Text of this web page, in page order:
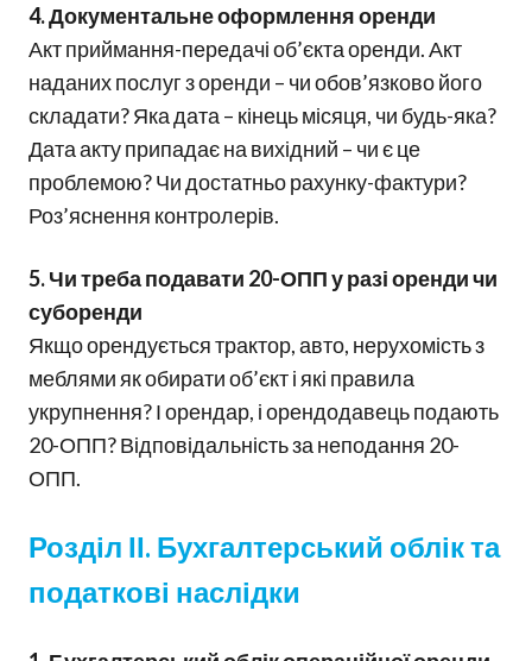
4. Документальне оформлення оренди
Акт приймання-передачі об’єкта оренди. Акт
наданих послуг з оренди – чи обов’язково його
складати? Яка дата – кінець місяця, чи будь-яка?
Дата акту припадає на вихідний – чи є це
проблемою? Чи достатньо рахунку-фактури?
Роз’яснення контролерів.
5. Чи треба подавати 20-ОПП у разі оренди чи
суборенди
Якщо орендується трактор, авто, нерухомість з
меблями як обирати об’єкт і які правила
укрупнення? І орендар, і орендодавець подають
20-ОПП? Відповідальність за неподання 20-
ОПП.
Розділ ІІ. Бухгалтерський облік та
податкові наслідки